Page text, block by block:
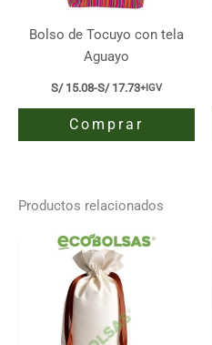
Bolso de Tocuyo con tela
Aguayo
S/15.08-S/17.73
Rango
de
precios:
desde
+IGV
Comprar
tiene
variantes.
opciones
Productos relacionados